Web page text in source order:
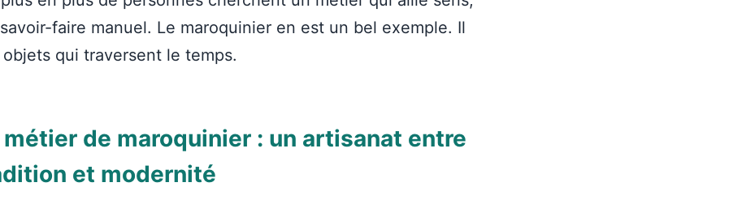
faire manuel. Le maroquinier en est un bel exemple. Il
qui traversent le temps.
métier de maroquinier : un artisanat entre
et modernité